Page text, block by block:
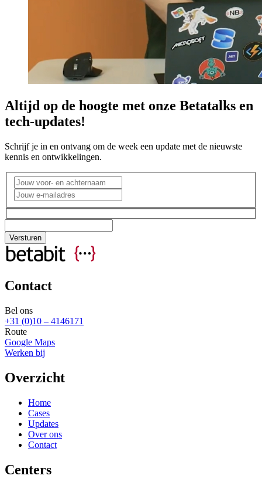
Altijd op de hoogte met onze Betatalks en
tech-updates!
Schrijf je in en ontvang om de week een update met de nieuwste
kennis en ontwikkelingen.
Contact
Bel ons
+31 (0)10 – 4146171
Route
Google Maps
Werken bij
Overzicht
Home
Cases
Updates
Over ons
Contact
Centers